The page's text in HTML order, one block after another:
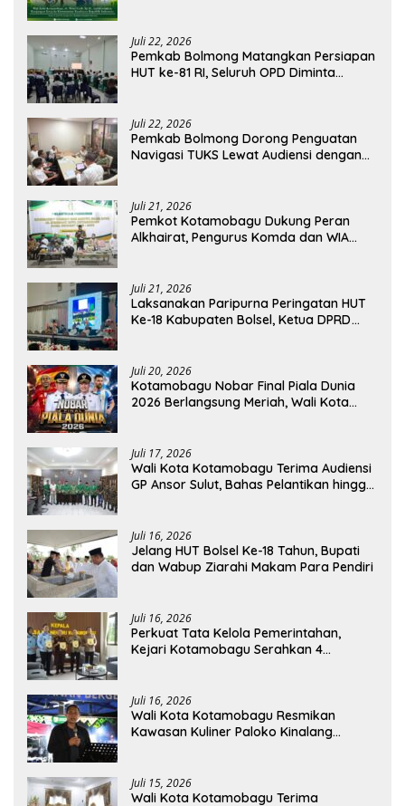
Juli 22, 2026
Pemkab Bolmong Matangkan Persiapan
HUT ke-81 RI, Seluruh OPD Diminta
Juli 22, 2026
Pemkab Bolmong Dorong Penguatan
Navigasi TUKS Lewat Audiensi dengan
Juli 21, 2026
Pemkot Kotamobagu Dukung Peran
Alkhairat, Pengurus Komda dan WIA
Juli 21, 2026
Laksanakan Paripurna Peringatan HUT
Ke-18 Kabupaten Bolsel, Ketua DPRD
Juli 20, 2026
Kotamobagu Nobar Final Piala Dunia
2026 Berlangsung Meriah, Wali Kota
Juli 17, 2026
Wali Kota Kotamobagu Terima Audiensi
GP Ansor Sulut, Bahas Pelantikan hingga
Juli 16, 2026
Jelang HUT Bolsel Ke-18 Tahun, Bupati
dan Wabup Ziarahi Makam Para Pendiri
Juli 16, 2026
Perkuat Tata Kelola Pemerintahan,
Kejari Kotamobagu Serahkan 4
Juli 16, 2026
Wali Kota Kotamobagu Resmikan
Kawasan Kuliner Paloko Kinalang
Juli 15, 2026
Wali Kota Kotamobagu Terima